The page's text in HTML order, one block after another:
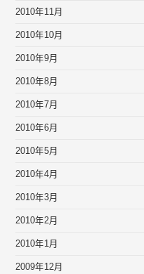
2010年11月
2010年10月
2010年9月
2010年8月
2010年7月
2010年6月
2010年5月
2010年4月
2010年3月
2010年2月
2010年1月
2009年12月